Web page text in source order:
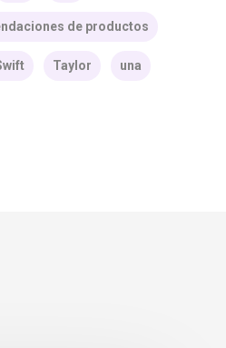
de productos
Taylor una